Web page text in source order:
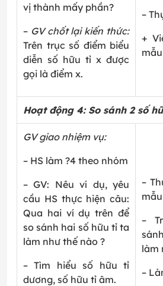
vị thành mấy phần?
– GV chốt lại kiến thức:
Trên trục số điểm biểu
diễn số hữu tỉ x được
gọi là điểm x.
–
+
Hoạt động 4: So sánh 2 số
GV giao nhiệm vụ:
– HS làm ?4 theo nhóm
– GV: Nêu ví dụ, yêu
cầu HS thực hiện câu:
Qua hai ví dụ trên để
so sánh hai số hữu tỉ ta
làm như thế nào ?
– Tìm hiểu số hữu tỉ
dương, số hữu tỉ âm.
–
–
làm
–